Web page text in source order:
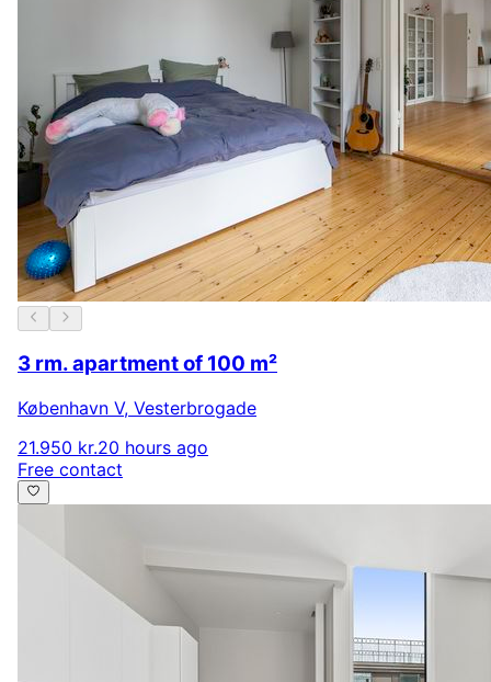
3 rm. apartment of 100 m²
København V, Vesterbrogade
21.950 kr.20 hours ago
Free contact